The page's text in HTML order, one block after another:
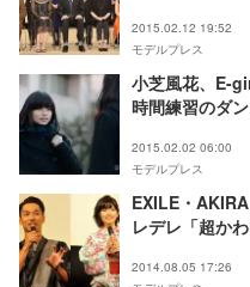
2015.02.12 19:52
モデルプレス
小芝風花、E-
時間練習のダ
2015.02.02 06:00
モデルプレス
EXILE・
レデレ「超かわ
2014.08.05 17:26